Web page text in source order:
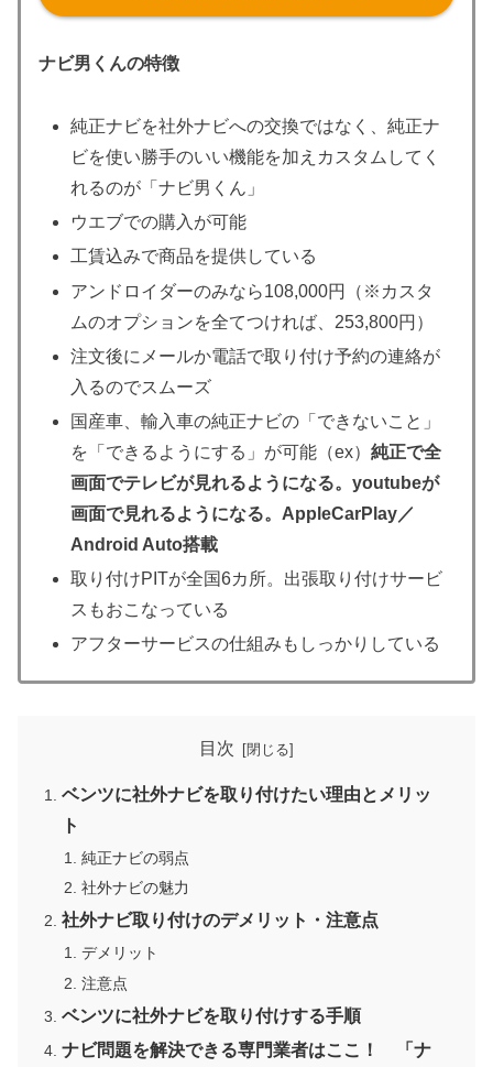
ナビ男くんの特徴
純正ナビを社外ナビへの交換ではなく、純正ナ
ビを使い勝手のいい機能を加えカスタムしてく
れるのが「ナビ男くん」
ウエブでの購入が可能
工賃込みで商品を提供している
アンドロイダーのみなら108,000円（※カスタ
ムのオプションを全てつければ、253,800円）
注文後にメールか電話で取り付け予約の連絡が
入るのでスムーズ
国産車、輸入車の純正ナビの「できないこと」
を「できるようにする」が可能（ex）純正で全
画面でテレビが見れるようになる。youtubeが
画面で見れるようになる。AppleCarPlay／
Android Auto搭載
取り付けPITが全国6カ所。出張取り付けサービ
スもおこなっている
アフターサービスの仕組みもしっかりしている
目次
ベンツに社外ナビを取り付けたい理由とメリッ
ト
純正ナビの弱点
社外ナビの魅力
社外ナビ取り付けのデメリット・注意点
デメリット
注意点
ベンツに社外ナビを取り付けする手順
ナビ問題を解決できる専門業者はここ！ 「ナ